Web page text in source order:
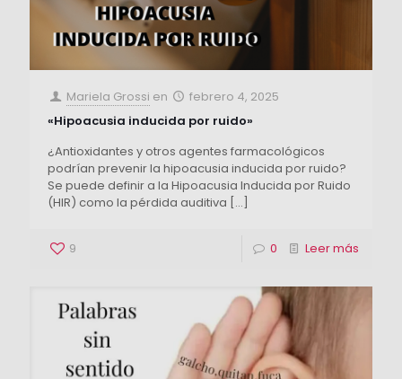
Mariela Grossi en
febrero 4, 2025
«Hipoacusia inducida por ruido»
¿Antioxidantes y otros agentes farmacológicos
podrían prevenir la hipoacusia inducida por ruido?
Se puede definir a la Hipoacusia Inducida por Ruido
(HIR) como la pérdida auditiva […]
9 0 Leer más